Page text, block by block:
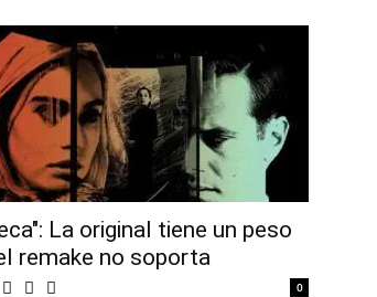
La original tiene un peso
remake no soporta
0